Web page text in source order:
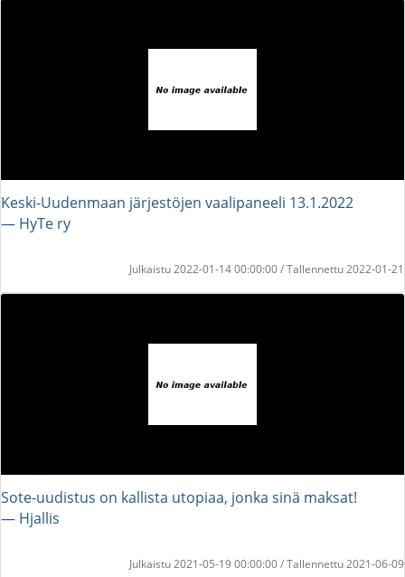
Keski-Uudenmaan järjestöjen vaalipaneeli 13.1.2022
― HyTe ry
Julkaistu 2022-01-14 00:00:00 / Tallennettu 2022-01-21
Sote-uudistus on kallista utopiaa, jonka sinä maksat!
― Hjallis
Julkaistu 2021-05-19 00:00:00 / Tallennettu 2021-06-09